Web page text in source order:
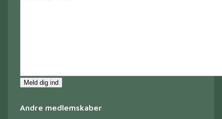
Andre medlemskaber